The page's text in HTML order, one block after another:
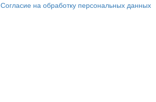
Согласие на обработку персональных данных